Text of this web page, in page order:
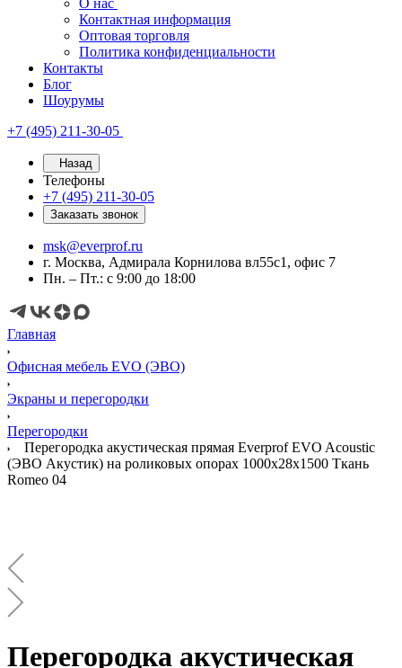
О нас
Контактная информация
Оптовая торговля
Политика конфиденциальности
Контакты
Блог
Шоурумы
+7 (495) 211-30-05
Назад
Телефоны
+7 (495) 211-30-05
Заказать звонок
msk@everprof.ru
г. Москва, Адмирала Корнилова вл55с1, офис 7
Пн. – Пт.: с 9:00 до 18:00
Главная
Офисная мебель EVO (ЭВО)
Экраны и перегородки
Перегородки
Перегородка акустическая прямая Everprof EVO Acoustic
(ЭВО Акустик) на роликовых опорах 1000х28х1500 Ткань
Romeo 04
Перегородка акустическая